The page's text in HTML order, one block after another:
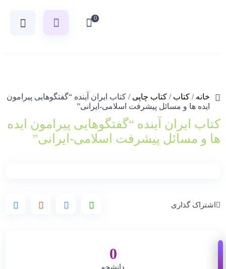
0
خانه /کتاب /کتاب چاپی / کتاب ایران آینده “گفتگوهایی پیرامون
ایده ها و مسائل پیشرفت اسلامی-ایرانی”
کتاب ایران آینده “گفتگوهایی پیرامون ایده
ها و مسائل پیشرفت اسلامی-ایرانی”
اشتراک گذاری
0
دانشجو